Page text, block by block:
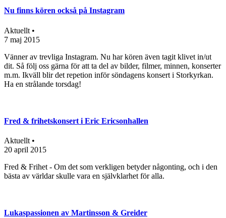
Nu finns kören också på Instagram
Aktuellt •
7 maj 2015
Vänner av trevliga Instagram. Nu har kören även tagit klivet in/ut
dit. Så följ oss gärna för att ta del av bilder, filmer, minnen, konserter
m.m. Ikväll blir det repetion inför söndagens konsert i Storkyrkan.
Ha en strålande torsdag!
Fred & frihetskonsert i Eric Ericsonhallen
Aktuellt •
20 april 2015
Fred & Frihet - Om det som verkligen betyder någonting, och i den
bästa av världar skulle vara en självklarhet för alla.
Lukaspassionen av Martinsson & Greider